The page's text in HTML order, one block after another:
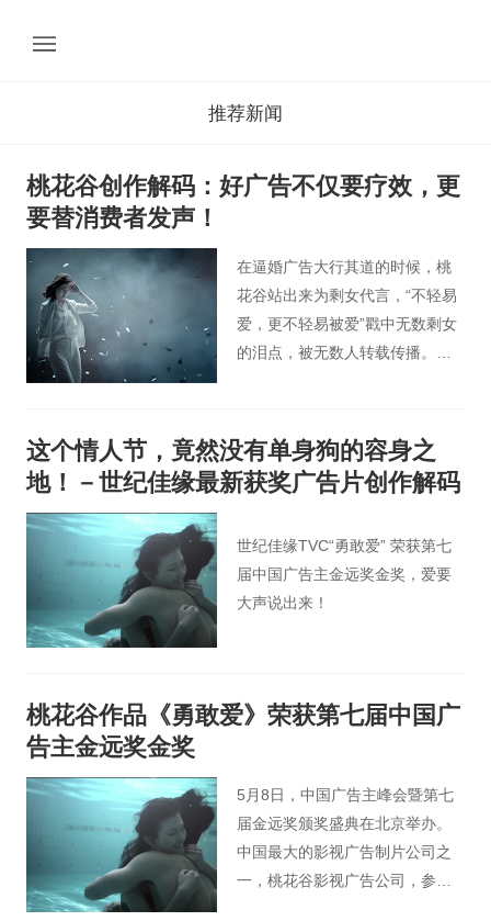
推荐新闻
桃花谷创作解码：好广告不仅要疗效，更
要替消费者发声！
在逼婚广告大行其道的时候，桃
花谷站出来为剩女代言，“不轻易
爱，更不轻易被爱”戳中无数剩女
的泪点，被无数人转载传播。桃
花谷能为你的品牌注入情感、形
成情感标识，这是我们擅长的。
这个情人节，竟然没有单身狗的容身之
地！－世纪佳缘最新获奖广告片创作解码
世纪佳缘TVC“勇敢爱” 荣获第七
届中国广告主金远奖金奖，爱要
大声说出来！
桃花谷作品《勇敢爱》荣获第七届中国广
告主金远奖金奖
5月8日，中国广告主峰会暨第七
届金远奖颁奖盛典在北京举办。
中国最大的影视广告制片公司之
一，桃花谷影视广告公司，参加